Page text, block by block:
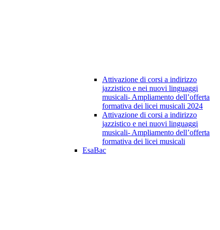
Attivazione di corsi a indirizzo
jazzistico e nei nuovi linguaggi
musicali- Ampliamento dell’offerta
formativa dei licei musicali 2024
Attivazione di corsi a indirizzo
jazzistico e nei nuovi linguaggi
musicali- Ampliamento dell’offerta
formativa dei licei musicali
EsaBac